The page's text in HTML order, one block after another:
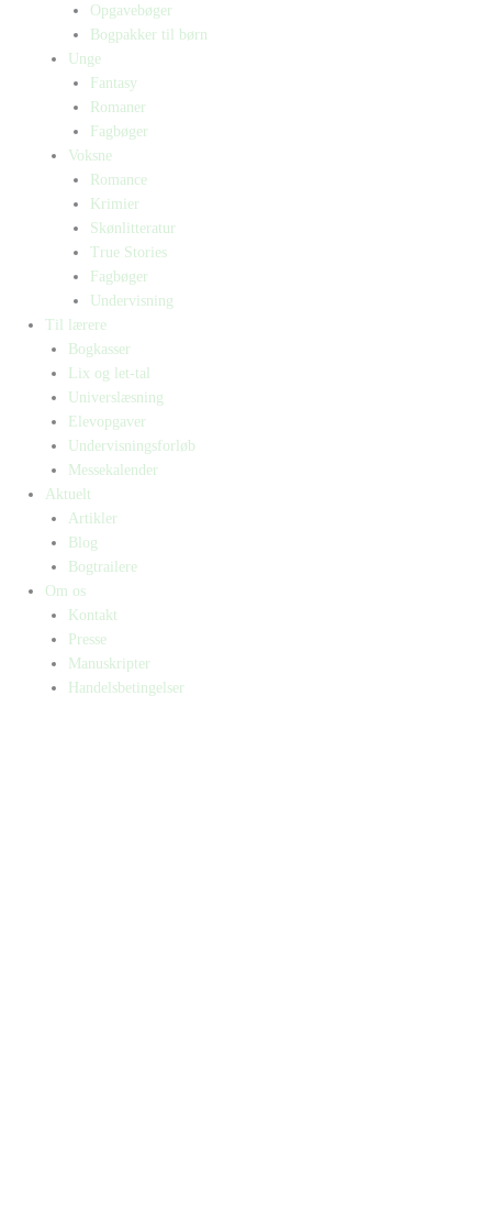
Opgavebøger
Bogpakker til børn
Unge
Fantasy
Romaner
Fagbøger
Voksne
Romance
Krimier
Skønlitteratur
True Stories
Fagbøger
Undervisning
Til lærere
Bogkasser
Lix og let-tal
Universlæsning
Elevopgaver
Undervisningsforløb
Messekalender
Aktuelt
Artikler
Blog
Bogtrailere
Om os
Kontakt
Presse
Manuskripter
Handelsbetingelser